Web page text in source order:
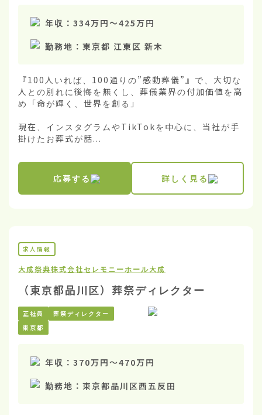
年収： 334万円〜425万円
勤務地： 東京都 江東区 新木
『100人いれば、100通りの”感動葬儀”』で、大切な
人との別れに後悔を無くし、葬儀業界の付加価値を高
め「命が輝く、世界を創る」
現在、インスタグラムやTikTokを中心に、当社が手
掛けたお葬式が話...
応募する 詳しく見る
求人情報
大成祭典株式会社セレモニーホール大成
（東京都品川区）葬祭ディレクター
正社員
葬祭ディレクター
東京都
年収： 370万円〜470万円
勤務地： 東京都品川区西五反田